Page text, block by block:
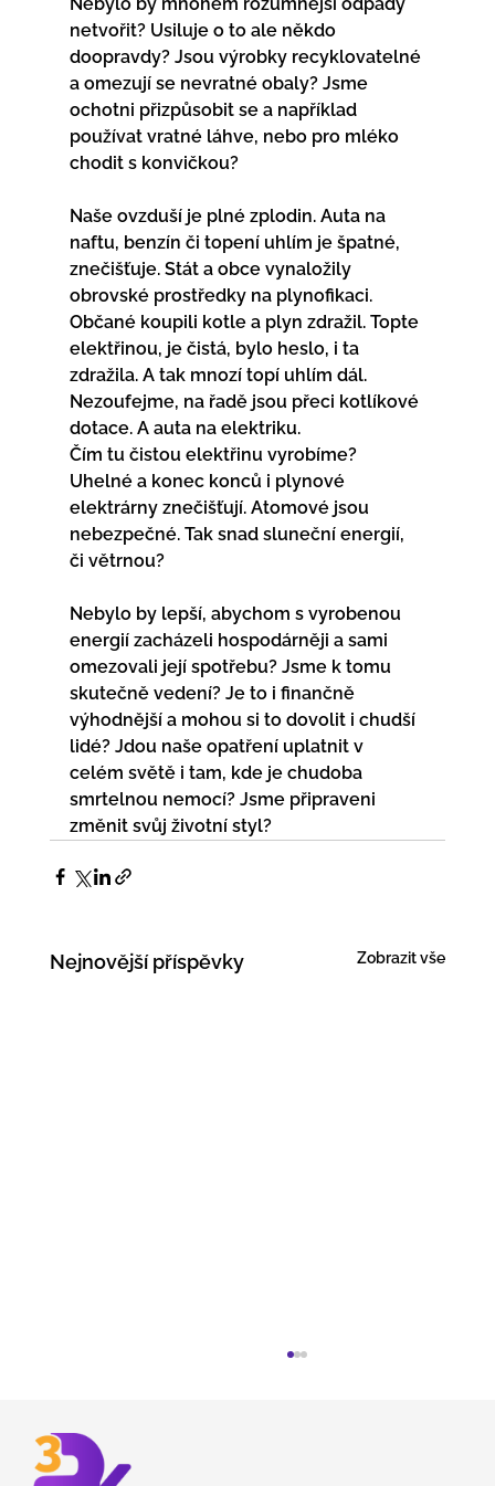
netvořit? Usiluje o to ale někdo
doopravdy? Jsou výrobky recyklovatelné
a omezují se nevratné obaly? Jsme
ochotni přizpůsobit se a například
používat vratné láhve, nebo pro mléko
chodit s konvičkou?
Naše ovzduší je plné zplodin. Auta na
naftu, benzín či topení uhlím je špatné,
znečišťuje. Stát a obce vynaložily
obrovské prostředky na plynofikaci.
Občané koupili kotle a plyn zdražil. Topte
elektřinou, je čistá, bylo heslo, i ta
zdražila. A tak mnozí topí uhlím dál.
Nezoufejme, na řadě jsou přeci kotlíkové
dotace. A auta na elektriku.
Čím tu čistou elektřinu vyrobíme?
Uhelné a konec konců i plynové
elektrárny znečišťují. Atomové jsou
nebezpečné. Tak snad sluneční energií,
či větrnou?
Nebylo by lepší, abychom s vyrobenou
energií zacházeli hospodárněji a sami
omezovali její spotřebu? Jsme k tomu
skutečně vedení? Je to i finančně
výhodnější a mohou si to dovolit i chudší
lidé? Jdou naše opatření uplatnit v
celém světě i tam, kde je chudoba
smrtelnou nemocí? Jsme připraveni
změnit svůj životní styl?
Nejnovější příspěvky Zobrazit vše